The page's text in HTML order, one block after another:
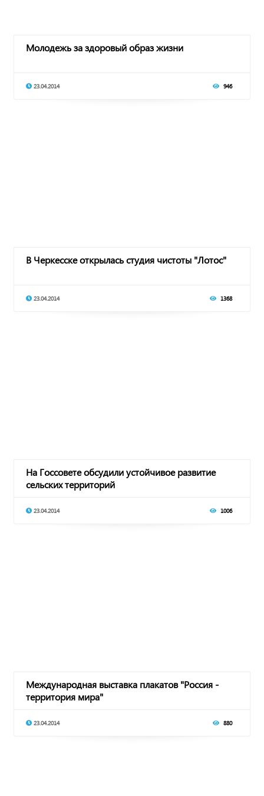
Молодежь за здоровый образ жизни
23.04.2014 946
В Черкесске открылась студия чистоты "Лотос"
23.04.2014 1368
На Госсовете обсудили устойчивое развитие
сельских территорий
23.04.2014 1006
Международная выставка плакатов "Россия -
территория мира"
23.04.2014 880